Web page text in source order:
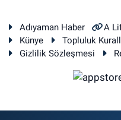
Adıyaman Haber A
Künye
Topluluk
Gizlilik Sözleşmesi